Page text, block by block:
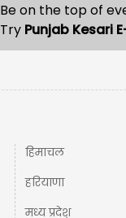
Be on the top of
Try Punjab Kesari
हिमाचल
हरियाणा
मध्य प्रदेश़